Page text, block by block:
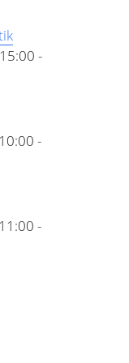
-
-
-